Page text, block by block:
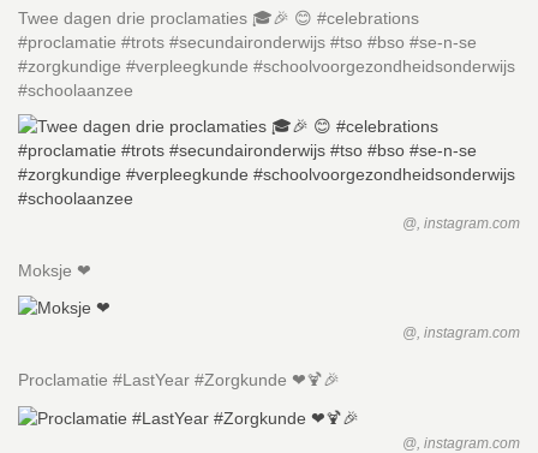
Twee dagen drie proclamaties 🎓🎉 😊 #celebrations
#proclamatie #trots #secundaironderwijs #tso #bso #se-n-se
#zorgkundige #verpleegkunde #schoolvoorgezondheidsonderwijs
#schoolaanzee
@, instagram.com
Moksje ❤
@, instagram.com
Proclamatie #LastYear #Zorgkunde ❤🍹🎉
@, instagram.com